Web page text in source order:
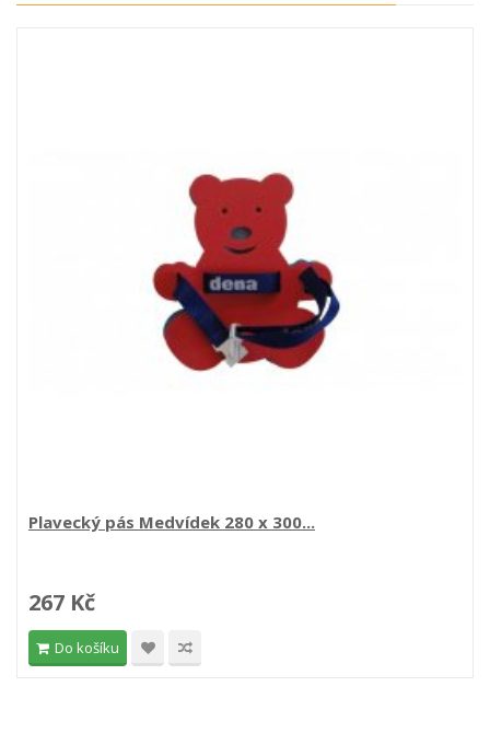
Plavecký pás Medvídek 280 x 300...
267 Kč
Do košíku